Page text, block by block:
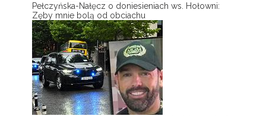
Pełczyńska-Nałęcz o doniesieniach ws. Hołowni:
Zęby mnie bolą od obciachu